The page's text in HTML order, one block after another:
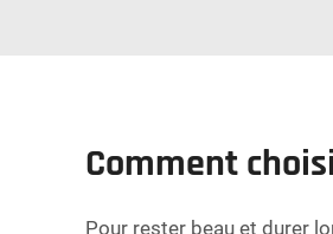
Comment
Pour rester beau et durer